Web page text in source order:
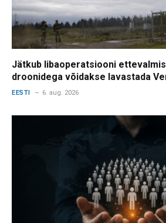
Jätkub libaoperatsiooni
droonidega võidakse lavastada
EESTI 6. aug. 2026